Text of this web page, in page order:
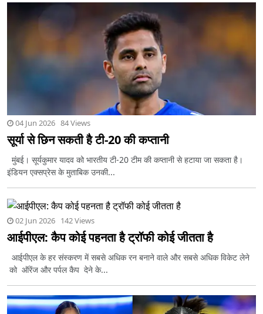
04 Jun 2026 84 Views
सूर्या से छिन सकती है टी-20 की कप्तानी
मुंबई। सूर्यकुमार यादव को भारतीय टी-20 टीम की कप्तानी से हटाया जा सकता है।
इंडियन एक्सप्रेस के मुताबिक उनकी...
02 Jun 2026 142 Views
आईपीएल: कैप कोई पहनता है ट्रॉफी कोई जीतता है
आईपीएल के हर संस्करण में सबसे अधिक रन बनाने वाले और सबसे अधिक विकेट लेने
को ऑरेंज और पर्पल कैप देने के...